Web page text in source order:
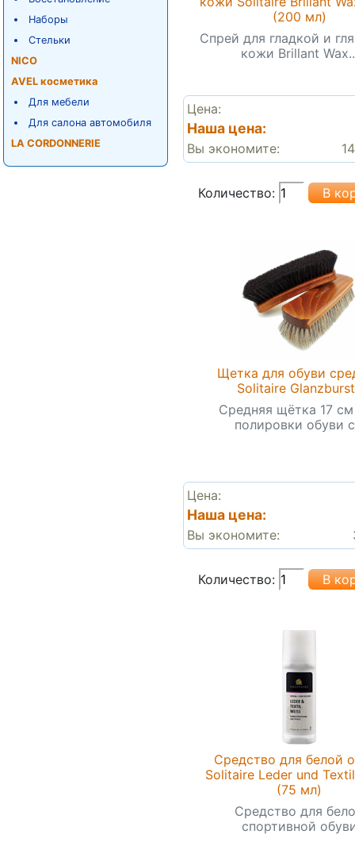
Наборы
Стельки
NICO
AVEL косметика
Для мебели
Для салона автомобиля
LA CORDONNERIE
(200 мл)
Спрей для гладкой и
кожи Brillant
Цена:
Наша цена:
Вы экономите:
Количество:
Щетка для обуви
Solitaire
Средняя щётка 17
полировки обуви
Цена:
Наша цена:
Вы экономите:
Количество:
Средство для белой
Solitaire Leder und
(75 мл)
Средство для
спортивной